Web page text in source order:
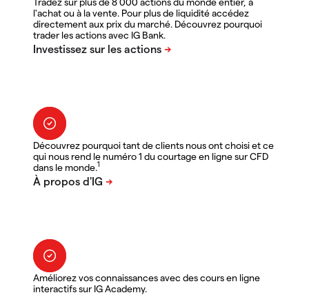
l'achat ou à la vente. Pour plus de liquidité accédez
directement aux prix du marché. Découvrez pourquoi
trader les actions avec IG Bank.
Découvrez pourquoi tant de clients nous ont choisi et ce
qui nous rend le numéro 1 du courtage en ligne sur CFD
dans le monde.1
Améliorez vos connaissances avec des cours en ligne
interactifs sur IG Academy.